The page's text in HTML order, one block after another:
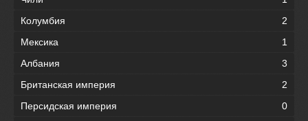
Колумбия
2
Мексика
1
Албания
3
Британская империя
2
Персидская империя
0